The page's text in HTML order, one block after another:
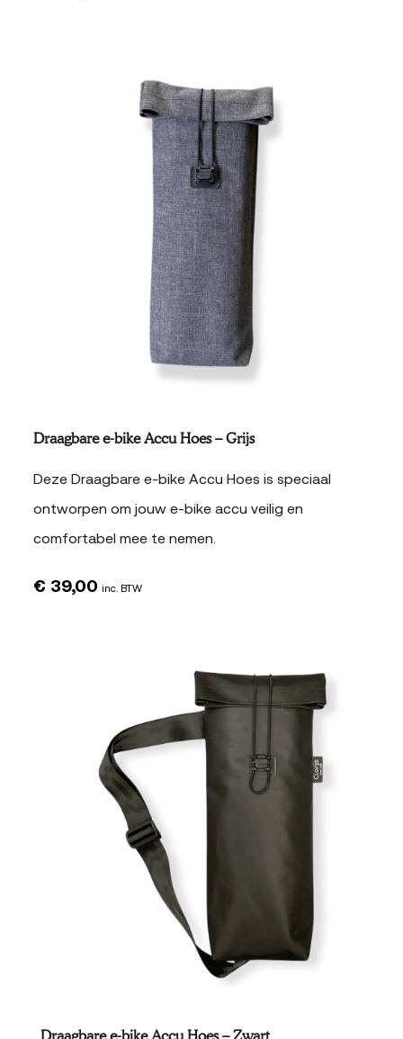
Draagbare e-bike Accu Hoes – Grijs
Deze Draagbare e-bike Accu Hoes is speciaal
ontworpen om jouw e-bike accu veilig en
comfortabel mee te nemen.
€ 39,00 inc. BTW